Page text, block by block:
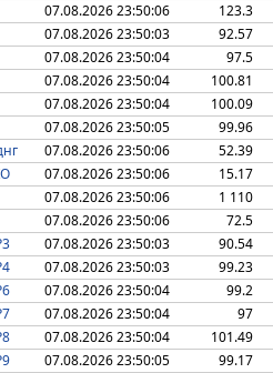
07.08.2026 23:50:06
123.3
07.08.2026 23:50:03
92.57
07.08.2026 23:50:04
97.5
07.08.2026 23:50:04
100.81
07.08.2026 23:50:04
100.09
07.08.2026 23:50:05
99.96
07.08.2026 23:50:06
52.39
07.08.2026 23:50:06
15.17
07.08.2026 23:50:06
1 110
07.08.2026 23:50:06
72.5
07.08.2026 23:50:03
90.54
07.08.2026 23:50:03
99.23
07.08.2026 23:50:04
99.2
07.08.2026 23:50:04
97
07.08.2026 23:50:04
101.49
07.08.2026 23:50:05
99.17